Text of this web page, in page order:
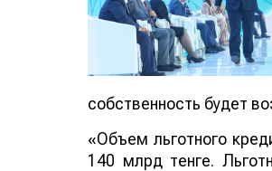
собственность будет
«Объем льготного
140 млрд тенге.